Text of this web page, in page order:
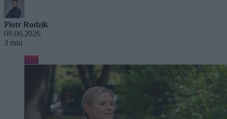
Piotr Rodzik
09.06.2026
3 min
Kraj